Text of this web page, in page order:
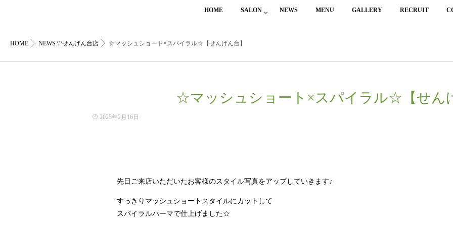
HOME SALON NEWS MENU GALLERY RECRUIT
HOME NEWS?/?せんげん台店 ☆マッシュショート×スパイラル☆【せんげん台】
☆マッシュショート×スパイラル☆【せん
2025年2月16日
先日ご来店いただいたお客様のスタイル写真をアップしていきます♪
すっきりマッシュショートスタイルにカットして
スパイラルパーマで仕上げました☆